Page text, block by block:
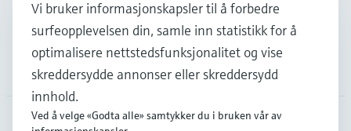
Kundestøtte
Selskapet
Vi bruker informasjonskapsler til å forbedre
surfeopplevelsen din, samle inn statistikk for å
optimalisere nettstedsfunksjonalitet og vise
skreddersydde annonser eller skreddersydd
innhold.
Ved å velge «Godta alle» samtykker du i bruken vår av